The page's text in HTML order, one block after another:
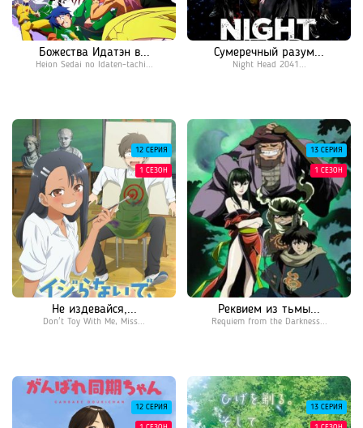
Божества Идатэн в...
Heion Sedai no Idaten-tachi...
Сумеречный разум...
Night Head 2041...
Не издевайся,...
Don't Toy With Me, Miss...
12 СЕРИЯ
1 СЕЗОН
Реквием из тьмы...
Requiem from the Darkness...
13 СЕРИЯ
1 СЕЗОН
12 СЕРИЯ 13 СЕРИЯ